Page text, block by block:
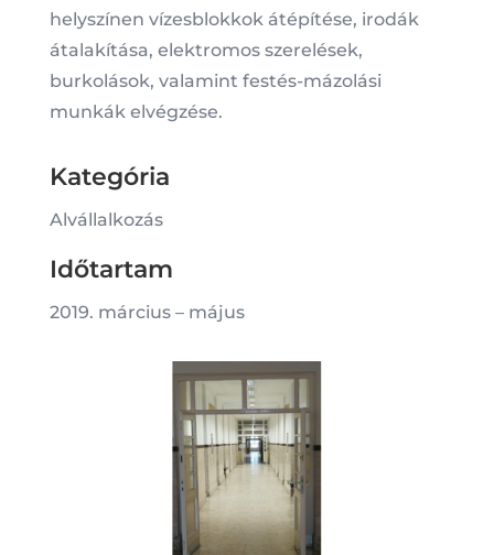
helyszínen vízesblokkok átépítése, irodák
átalakítása, elektromos szerelések,
burkolások, valamint festés-mázolási
munkák elvégzése.
Kategória
Alvállalkozás
Időtartam
2019. március – május